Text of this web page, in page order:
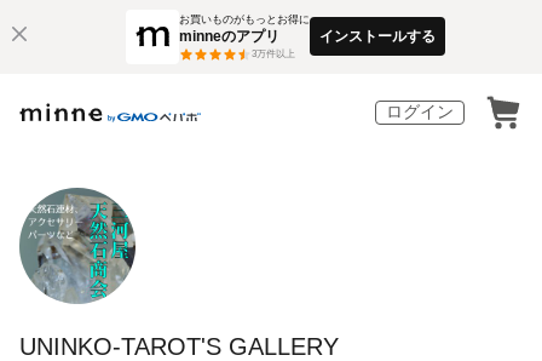
お買いものがもっとお得に
minneのアプリ
3万件以上
インストールする
ログイン
UNINKO-TAROT'S GALLERY